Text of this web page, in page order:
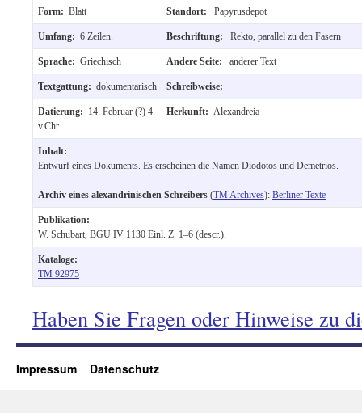
Form: Blatt Standort: Papyrusdepot
Umfang: 6 Zeilen. Beschriftung: Rekto, parallel zu den Fasern
Sprache: Griechisch Andere Seite: anderer Text
Textgattung: dokumentarisch Schreibweise:
Datierung: 14. Februar (?) 4
v.Chr.
Herkunft: Alexandreia
Inhalt:
Entwurf eines Dokuments. Es erscheinen die Namen Diodotos und Demetrios.
Archiv eines alexandrinischen Schreibers (TM Archives): Berliner Texte
Publikation:
W. Schubart, BGU IV 1130 Einl. Z. 1–6 (descr.).
Kataloge:
TM 92975
Haben Sie Fragen oder Hinweise zu
Impressum Datenschutz